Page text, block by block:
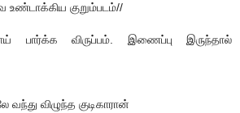
உண்டாக்கிய குறும்படம்//
பார்க்க விருப்பம். இணைப்பு இருந்தால்
வந்து விழுந்த குடிகாரான்